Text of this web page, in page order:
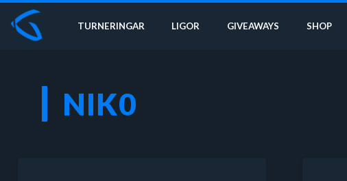
TURNERINGAR LIGOR GIVEAWAYS SHOP
NIK0